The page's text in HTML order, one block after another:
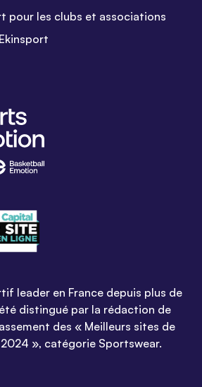
pour les clubs et associations
leader en France depuis plus de
distingué par la rédaction de
des « Meilleurs sites de
», catégorie Sportswear.